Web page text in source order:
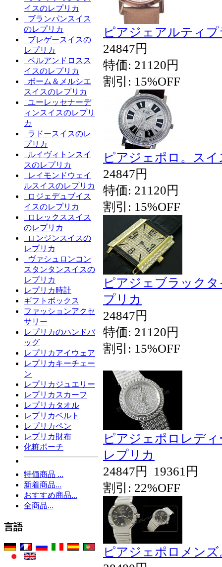
イスのレプリカ
ブランパンスイス
のレプリカ
ブレゲースイスの
レプリカ
ベルアンドロスス
イスのレプリカ
ボーム＆メルシエ
スイスのレプリカ
ユーレッセナーデ
ィンスイスのレプリ
カ
ラドースイスのレ
プリカ
ルイヴィトンスイ
スのレプリカ
レイモンドウェイ
ルスイスのレプリカ
ロジェデュブイス
イスのレプリカ
ロレックススイス
のレプリカ
ロンジンスイスの
レプリカ
ヴァシュロンコン
スタンタンスイスの
レプリカ
レプリカ時計
ギフトボックス
ファッションアクセ
サリー
レプリカのハンドバ
ッグ
レプリカアイウェア
レプリカキーチェー
ン
レプリカジュエリー
レプリカスカーフ
レプリカタオル
レプリカベルト
レプリカペン
レプリカ財布
化粧ポーチ
特価商品 ...
新着商品...
おすすめ商品...
全商品...
言語
ピアジェアルティ
24847円
特価: 21120円
割引: 15%OFF
ピアジェポロ。ス
24847円
特価: 21120円
割引: 15%OFF
ピアジェブラック
プリカ
24847円
特価: 21120円
割引: 15%OFF
ピアジェポロレデ
レプリカ
24847円
19361円
割引: 22%OFF
ピアジェポロメン